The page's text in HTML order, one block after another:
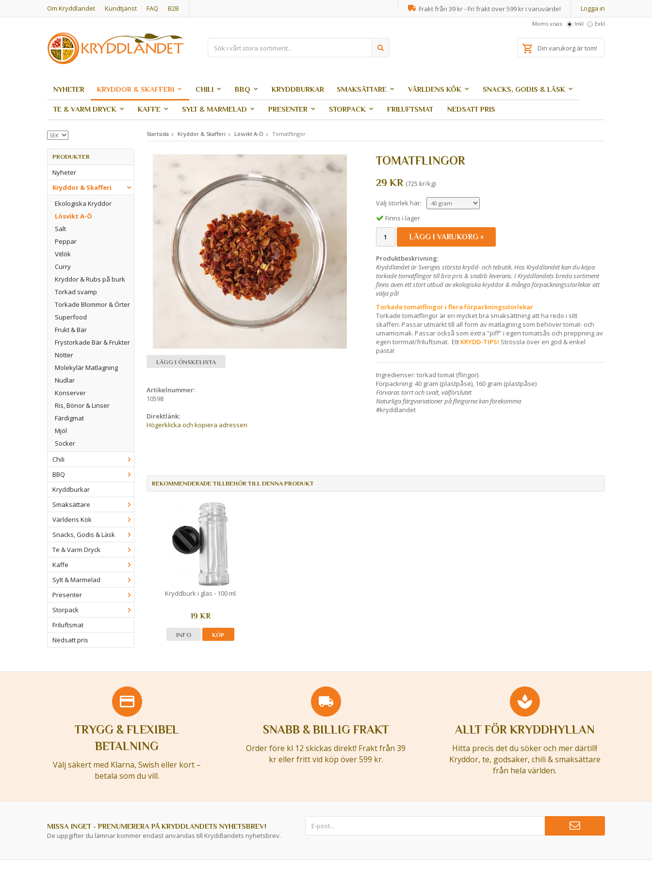
Om Kryddlandet Kundtjänst FAQ B2B Logga in
Frakt från 39 kr - Fri frakt över 599 kr i varuvärde!
Moms visas: Inkl Exkl
Din varukorg är tom!
NYHETER KRYDDOR & SKAFFERI CHILI BBQ KRYDDBURKAR SMAKSÄTTARE VÄRLDENS KÖK SNACKS, GODIS & LÄSK
TE & VARM DRYCK KAFFE SYLT & MARMELAD PRESENTER STORPACK FRILUFTSMAT NEDSATT PRIS
PRODUKTER
Nyheter
Kryddor & Skafferi
Ekologiska Kryddor
Lösvikt A-Ö
Salt
Peppar
Vitlök
Curry
Kryddor & Rubs på burk
Torkad svamp
Torkade Blommor & Örter
Superfood
Frukt & Bär
Frystorkade Bär & Frukter
Nötter
Molekylär Matlagning
Nudlar
Konserver
Ris, Bönor & Linser
Färdigmat
Mjöl
Socker
Chili
BBQ
Kryddburkar
Smaksättare
Världens Kök
Snacks, Godis & Läsk
Te & Varm Dryck
Kaffe
Sylt & Marmelad
Presenter
Storpack
Friluftsmat
Nedsatt pris
Startsida Kryddor & Skafferi Lösvikt A-Ö Tomatflingor
TOMATFLINGOR
29 KR (725 kr/kg)
Välj storlek här:
Finns i lager
LÄGG I VARUKORG »
Produktbeskrivning:
Kryddlandet är Sveriges största krydd- och tebutik. Hos Kryddlandet kan du köpa
torkade tomatflingor till bra pris & snabb leverans. I Kryddlandets breda sortiment
finns även ett stort utbud av ekologiska kryddor & många förpackningsstorlekar att
välja på!
Torkade tomatflingor i flera förpackningsstorlekar
Torkade tomatflingor är en mycket bra smaksättning att ha redo i sitt
skafferi. Passar utmärkt till all form av matlagning som behöver tomat- och
umamismak. Passar också som extra ”piff” i egen tomatsås och preppning av
egen torrmat/friluftsmat. Ett KRYDD-TIPS! Strössla över en god & enkel
pasta!
Ingredienser: torkad tomat (flingor)
Förpackning: 40 gram (plastpåse), 160 gram (plastpåse)
Förvaras torrt och svalt, välförslutet
Naturliga färgvariationer på flingorna kan förekomma
#kryddlandet
LÄGG I ÖNSKELISTA
Artikelnummer:
10598
Direktlänk:
Högerklicka och kopiera adressen
REKOMMENDERADE TILLBEHÖR TILL DENNA PRODUKT
Kryddburk i glas - 100 ml
19 KR
INFO KÖP
TRYGG & FLEXIBEL
BETALNING
Välj säkert med Klarna, Swish eller kort –
betala som du vill.
SNABB & BILLIG FRAKT
Order före kl 12 skickas direkt! Frakt från 39
kr eller fritt vid köp över 599 kr.
ALLT FÖR KRYDDHYLLAN
Hitta precis det du söker och mer därtill!
Kryddor, te, godsaker, chili & smaksättare
från hela världen.
MISSA INGET - PRENUMERERA PÅ KRYDDLANDETS NYHETSBREV!
De uppgifter du lämnar kommer endast användas till Kryddlandets nyhetsbrev.